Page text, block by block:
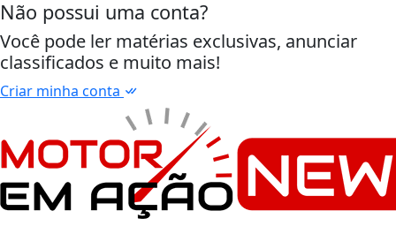
Não possui uma conta?
Você pode ler matérias exclusivas, anunciar
classificados e muito mais!
Criar minha conta